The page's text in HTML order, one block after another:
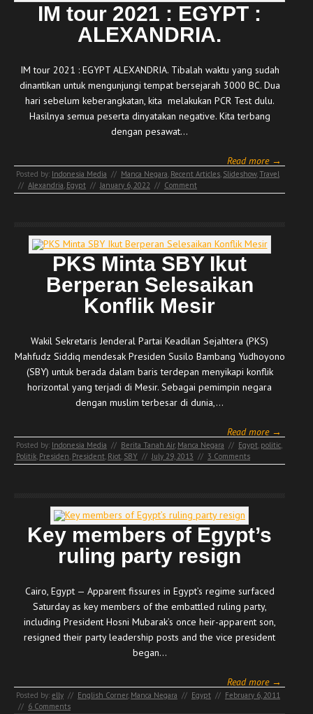
IM tour 2021 : EGYPT :
ALEXANDRIA.
IM tour 2021 : EGYPT ALEXANDRIA. Tibalah waktu yang sudah
dinantikan untuk mengunjungi tempat bersejarah 3000 BC. Dua
hari sebelum keberangkatan, kita melakukan PCR Test dulu.
Hasilnya semua peserta dinyatakan negative. Kita terbang
dengan pesawat…
Read more →
Posted by: Indonesia Media // Manca Negara, Recent Articles, Slideshow,Travel
// Alexandria, Egypt // January 6, 2022 // Comment
PKS Minta SBY Ikut
Berperan Selesaikan
Konflik Mesir
Wakil Sekretaris Jenderal Partai Keadilan Sejahtera (PKS)
Mahfudz Siddiq mendesak Presiden Susilo Bambang Yudhoyono
(SBY) untuk berada dalam baris terdepan menyikapi konflik
horizontal yang terjadi di Mesir. Sebagai pemimpin negara
dengan muslim terbesar di dunia,…
Read more →
Posted by: Indonesia Media // Berita Tanah Air, Manca Negara // Egypt, politic,
Politik, Presiden, President, Riot, SBY // July 29, 2013 // 3 Comments
Key members of Egypt’s
ruling party resign
Cairo, Egypt — Apparent fissures in Egypt’s regime surfaced
Saturday as key members of the embattled ruling party,
including President Hosni Mubarak’s once heir-apparent son,
resigned their party leadership posts and the vice president
began…
Read more →
Posted by: elly // English Corner, Manca Negara // Egypt // February 6, 2011
// 6 Comments